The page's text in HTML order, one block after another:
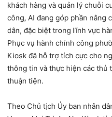
khách hàng và quản lý chuỗi
công, AI đang góp phần nâng
dân, đặc biệt trong lĩnh vực
Phục vụ hành chính công
Kiosk đã hỗ trợ tích cực cho
thông tin và thực hiện các thủ
thuận tiện.
Theo Chủ tịch Ủy ban nhân